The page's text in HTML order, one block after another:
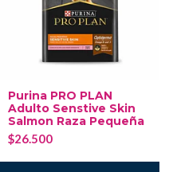
Purina PRO PLAN
Adulto Senstive Skin
Salmon Raza Pequeña
$26.500